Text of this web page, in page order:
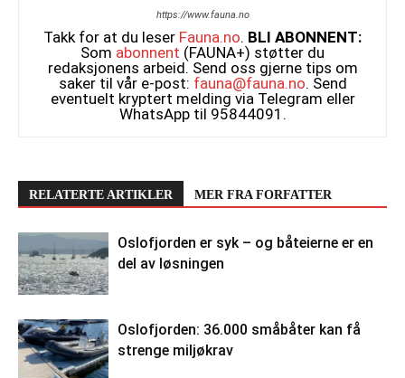
https://www.fauna.no
Takk for at du leser Fauna.no. BLI ABONNENT:
Som abonnent (FAUNA+) støtter du
redaksjonens arbeid. Send oss gjerne tips om
saker til vår e-post: fauna@fauna.no. Send
eventuelt kryptert melding via Telegram eller
WhatsApp til 95844091.
RELATERTE ARTIKLER MER FRA FORFATTER
Oslofjorden er syk – og båteierne er en
del av løsningen
Oslofjorden: 36.000 småbåter kan få
strenge miljøkrav